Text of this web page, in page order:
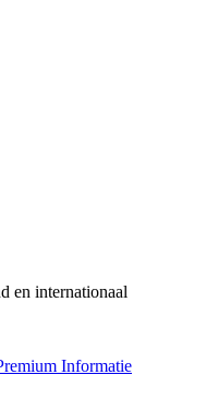
en internationaal
Informatie